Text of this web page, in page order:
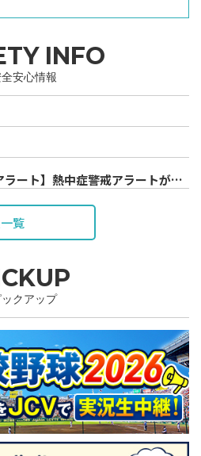
INFO
安心情報
ラート】熱中症警戒アラートが発
覧
ックアップ